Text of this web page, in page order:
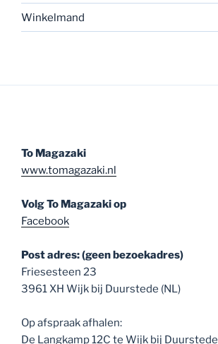
Winkelmand
To Magazaki
www.tomagazaki.nl
Volg To Magazaki op
Facebook
Post adres: (geen bezoekadres)
Friesesteen 23
3961 XH Wijk bij Duurstede (NL)
Op afspraak afhalen:
De Langkamp 12C te Wijk bij Duurstede